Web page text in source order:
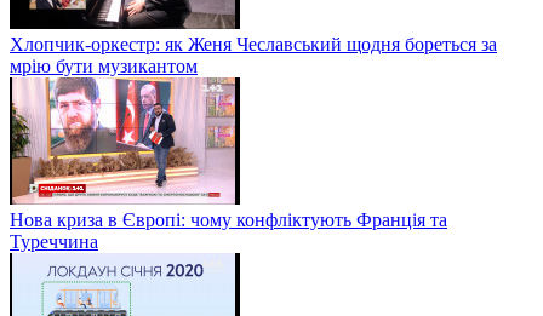
Хлопчик-оркестр: як Женя Чеславський щодня бореться за
мрію бути музикантом
Нова криза в Європі: чому конфліктують Франція та
Туреччина